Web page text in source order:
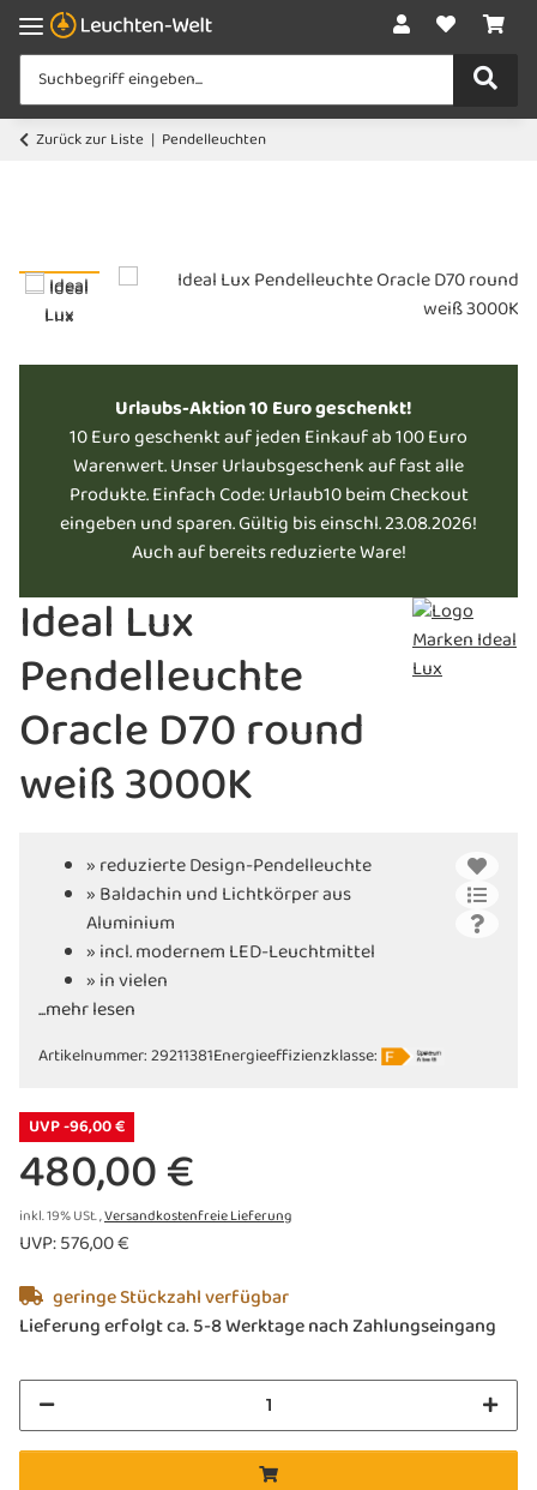
Zurück zur Liste Pendelleuchten
Urlaubs-Aktion 10 Euro geschenkt!
10 Euro geschenkt auf jeden Einkauf ab 100 Euro
Warenwert. Unser Urlaubsgeschenk auf fast alle
Produkte. Einfach Code: Urlaub10 beim Checkout
eingeben und sparen. Gültig bis einschl. 23.08.2026!
Auch auf bereits reduzierte Ware!
Ideal Lux
Pendelleuchte
Oracle D70 round
weiß 3000K
» reduzierte Design-Pendelleuchte
» Baldachin und Lichtkörper aus
Aluminium
» incl. modernem LED-Leuchtmittel
» in vielen
verschiedenen Ausführungen erhältlich
...mehr lesen
Artikelnummer:29211381Energieeffizienzklasse:
UVP -96,00 €
480,00 €
inkl. 19% USt. ,Versandkostenfreie Lieferung
UVP:576,00 €
geringe Stückzahl verfügbar
Lieferung erfolgt ca. 5-8 Werktage nach Zahlungseingang